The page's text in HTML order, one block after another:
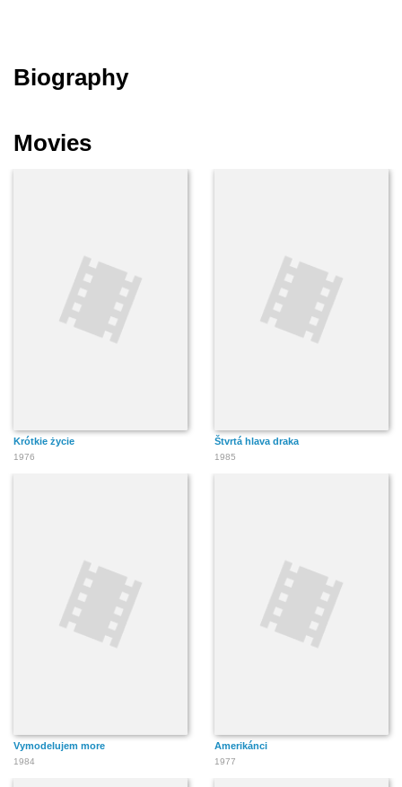
Biography
Movies
Krótkie życie
1976
Štvrtá hlava draka
1985
Vymodelujem more
1984
Amerikánci
1977